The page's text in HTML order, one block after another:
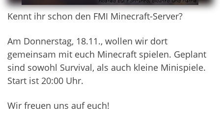
Kennt ihr schon den FMI Minecraft-Server?
Am Donnerstag, 18.11., wollen wir dort
gemeinsam mit euch Minecraft spielen. Geplant
sind sowohl Survival, als auch kleine Minispiele.
Start ist 20:00 Uhr.
Wir freuen uns auf euch!